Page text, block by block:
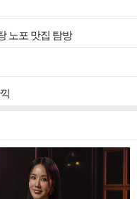
노포 맛집 탐방